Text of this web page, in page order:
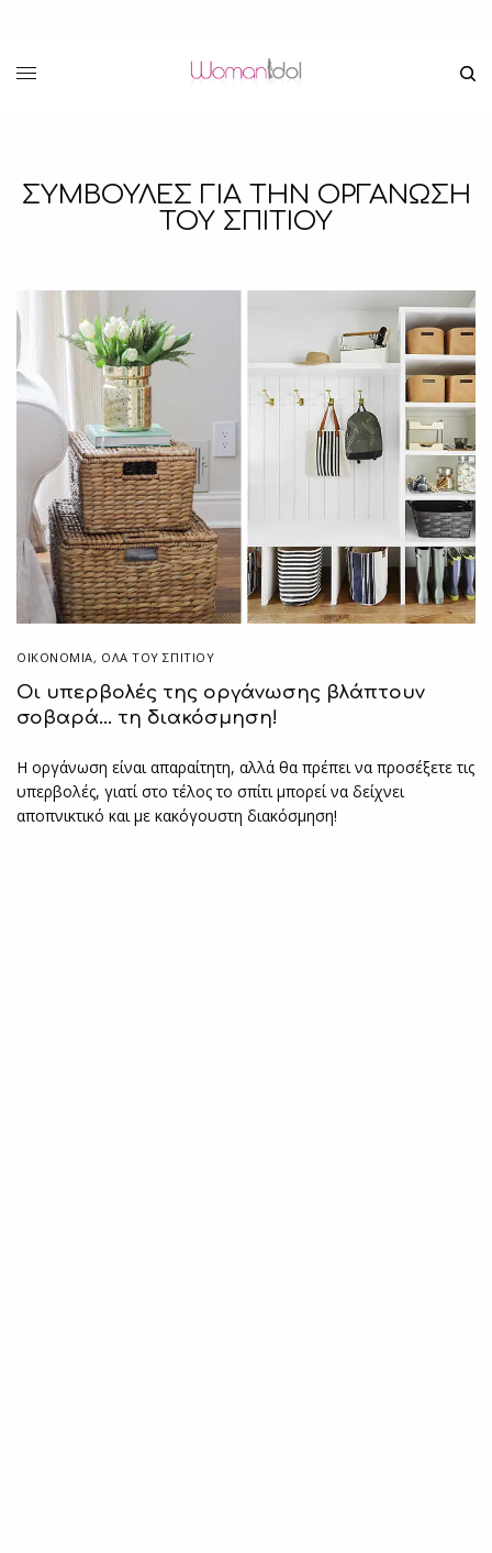
ΣΥΜΒΟΥΛΕΣ ΓΙΑ ΤΗΝ ΟΡΓΑΝΩΣΗ
ΤΟΥ ΣΠΙΤΙΟΥ
ΟΙΚΟΝΟΜΙΑ, ΌΛΑ ΤΟΥ ΣΠΙΤΙΟΥ
Οι υπερβολές της οργάνωσης βλάπτουν
σοβαρά… τη διακόσμηση!
Η οργάνωση είναι απαραίτητη, αλλά θα πρέπει να προσέξετε τις
υπερβολές, γιατί στο τέλος το σπίτι μπορεί να δείχνει
αποπνικτικό και με κακόγουστη διακόσμηση!